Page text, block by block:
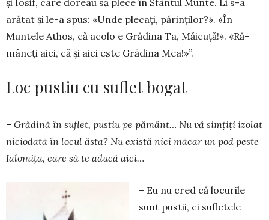
arătat și le-a spus: «Un­de plecați, părinților?». «În
Muntele Athos, că acolo e Gră­dina Ta, Măicuță!». «Ră­
mâneți aici, că și aici este Grădina Mea!»”.
Loc pustiu cu suflet bogat
– Grădină în suflet, pus­tiu pe pământ… Nu vă sim­țiți izolat
niciodată în locul ăsta? Nu există nici măcar un pod peste
Ialo­mița, care să te aducă aici…
– Eu nu cred că locurile
sunt pus­tii, ci sufletele